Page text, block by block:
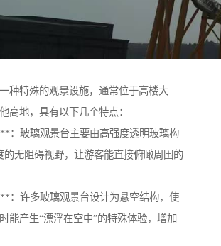
种特殊的观景设施，通常位于高楼大
高地，具有以下几个特点：
：玻璃观景台主要由高强度透明玻璃构
的无阻碍视野，让游客能直接俯瞰周围的
：许多玻璃观景台设计为悬空结构，使
能产生“漂浮在空中”的特殊体验，增加